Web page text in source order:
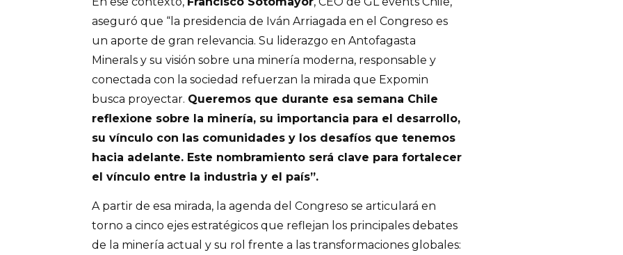
aseguró que “la presidencia de Iván Arriagada en el Congreso es
un aporte de gran relevancia. Su liderazgo en Antofagasta
Minerals y su visión sobre una minería moderna, responsable y
conectada con la sociedad refuerzan la mirada que Expomin
busca proyectar. Queremos que durante esa semana Chile
reflexione sobre la minería, su importancia para el desarrollo,
su vínculo con las comunidades y los desafíos que tenemos
hacia adelante. Este nombramiento será clave para fortalecer
el vínculo entre la industria y el país”.
A partir de esa mirada, la agenda del Congreso se articulará en
torno a cinco ejes estratégicos que reflejan los principales debates
de la minería actual y su rol frente a las transformaciones globales: